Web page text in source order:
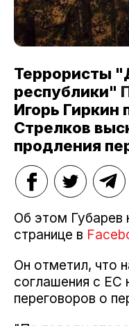
Террористы
республики"
Игорь Гиркин
Стрелков
продления
Об этом Губарев
странице в
Он отметил, что
соглашения с ЕС
переговоров о